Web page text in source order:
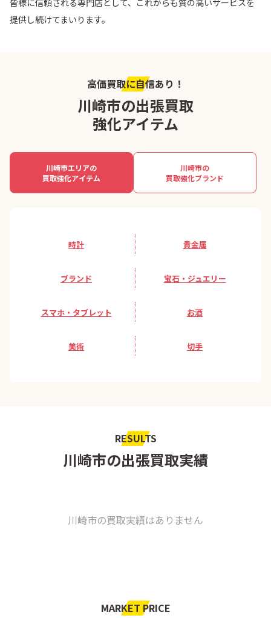
皆様に信頼される専門店として、これからも質の高いサービスを
提供し続けてまいります。
高価買取に自信あり！
川崎市の出張買取
強化アイテム
川崎市エリアの
買取強化アイテム
川崎市の
買取強化ブランド
時計 貴金属
ブランド 宝石・ジュエリー
スマホ・タブレット お酒
美術 切手
RESULTS
川崎市の出張買取実績
川崎市の買取実績はありません
MARKET PRICE